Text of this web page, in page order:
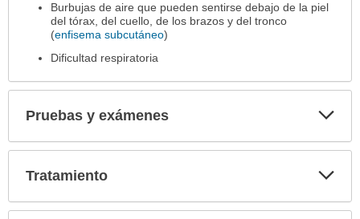
Burbujas de aire que pueden sentirse debajo de la piel
del tórax, del cuello, de los brazos y del tronco
(enfisema subcutáneo)
Dificultad respiratoria
Pruebas y exámenes
Tratamiento